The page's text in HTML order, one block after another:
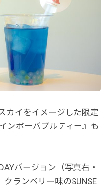
カイをイメージした限定
ンボーバブルティー』も
バージョン（写真右・
クランベリー味のSUNSE